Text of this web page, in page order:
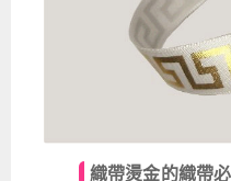
織帶燙金的織帶